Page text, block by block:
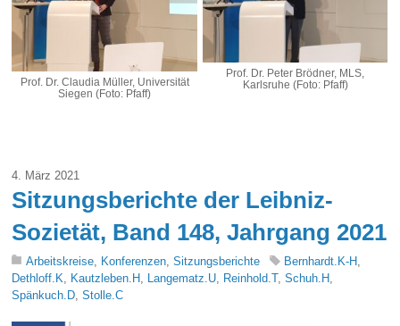
Prof. Dr. Claudia Müller, Universität
Siegen (Foto: Pfaff)
Prof. Dr. Peter Brödner, MLS,
Karlsruhe (Foto: Pfaff)
4. März 2021
Sitzungsberichte der Leibniz-
Sozietät, Band 148, Jahrgang 2021
Arbeitskreise, Konferenzen,Sitzungsberichte Bernhardt.K-H ,
Dethloff.K, Kautzleben.H , Langematz.U, Reinhold.T,Schuh.H ,
Spänkuch.D,Stolle.C